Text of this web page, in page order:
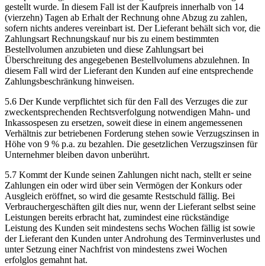
gestellt wurde. In diesem Fall ist der Kaufpreis innerhalb von 14
(vierzehn) Tagen ab Erhalt der Rechnung ohne Abzug zu zahlen,
sofern nichts anderes vereinbart ist. Der Lieferant behält sich vor, die
Zahlungsart Rechnungskauf nur bis zu einem bestimmten
Bestellvolumen anzubieten und diese Zahlungsart bei
Überschreitung des angegebenen Bestellvolumens abzulehnen. In
diesem Fall wird der Lieferant den Kunden auf eine entsprechende
Zahlungsbeschränkung hinweisen.
5.6 Der Kunde verpflichtet sich für den Fall des Verzuges die zur
zweckentsprechenden Rechtsverfolgung notwendigen Mahn- und
Inkassospesen zu ersetzen, soweit diese in einem angemessenen
Verhältnis zur betriebenen Forderung stehen sowie Verzugszinsen in
Höhe von 9 % p.a. zu bezahlen. Die gesetzlichen Verzugszinsen für
Unternehmer bleiben davon unberührt.
5.7 Kommt der Kunde seinen Zahlungen nicht nach, stellt er seine
Zahlungen ein oder wird über sein Vermögen der Konkurs oder
Ausgleich eröffnet, so wird die gesamte Restschuld fällig. Bei
Verbrauchergeschäften gilt dies nur, wenn der Lieferant selbst seine
Leistungen bereits erbracht hat, zumindest eine rückständige
Leistung des Kunden seit mindestens sechs Wochen fällig ist sowie
der Lieferant den Kunden unter Androhung des Terminverlustes und
unter Setzung einer Nachfrist von mindestens zwei Wochen
erfolglos gemahnt hat.